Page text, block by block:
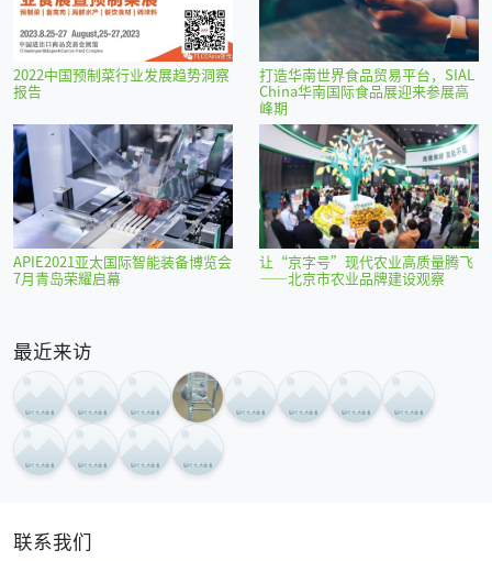
2022中国预制菜行业发展趋势洞察
报告
打造华南世界食品贸易平台，SIAL
China华南国际食品展迎来参展高
峰期
APIE2021亚太国际智能装备博览会
7月青岛荣耀启幕
让“京字号”现代农业高质量腾飞
——北京市农业品牌建设观察
最近来访
联系我们